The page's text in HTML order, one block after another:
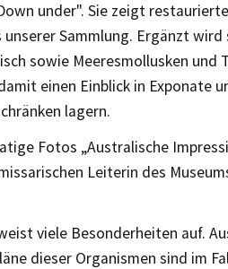
under". Sie zeigt
Sammlung. Ergänzt
sowie Meeresmollusken und
einen Einblick in Exponate
lagern.
Fotos „Australische
Leiterin des
viele Besonderheiten auf.
dieser Organismen sind im